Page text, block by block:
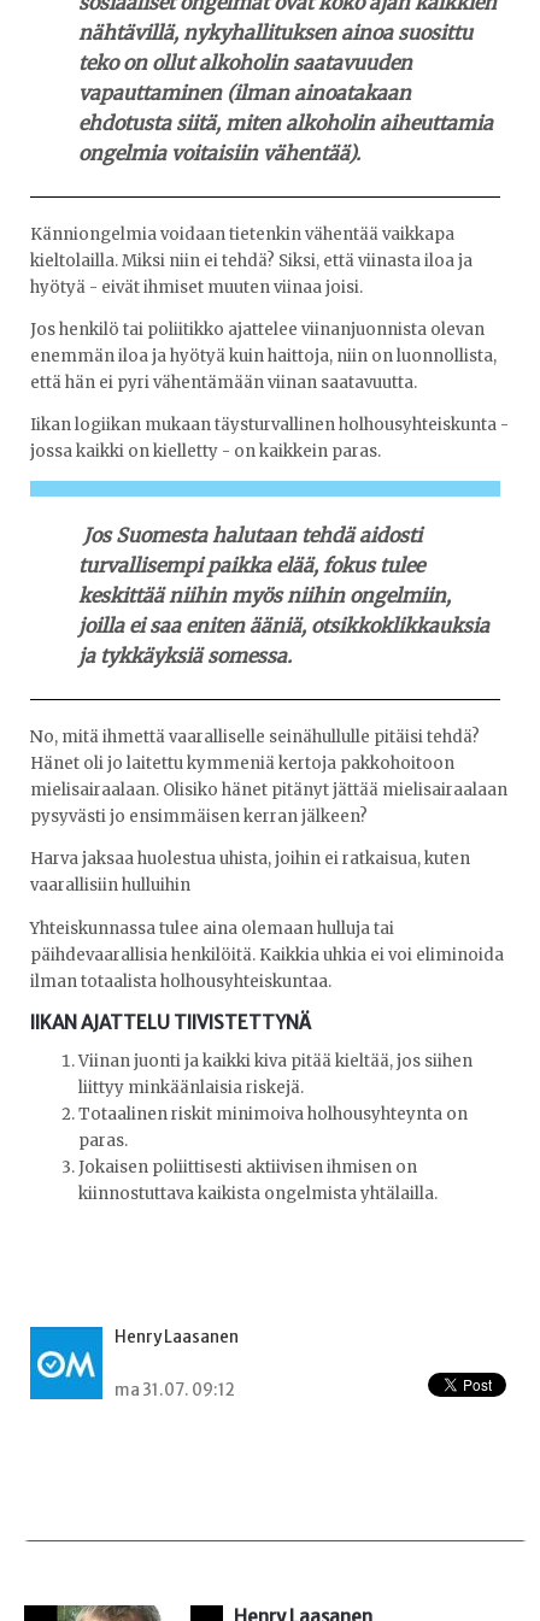
nähtävillä, nykyhallituksen ainoa suosittu
teko on ollut alkoholin saatavuuden
vapauttaminen (ilman ainoatakaan
ehdotusta siitä, miten alkoholin aiheuttamia
ongelmia voitaisiin vähentää).
Känniongelmia voidaan tietenkin vähentää vaikkapa
kieltolailla. Miksi niin ei tehdä? Siksi, että viinasta iloa ja
hyötyä - eivät ihmiset muuten viinaa joisi.
Jos henkilö tai poliitikko ajattelee viinanjuonnista olevan
enemmän iloa ja hyötyä kuin haittoja, niin on luonnollista,
että hän ei pyri vähentämään viinan saatavuutta.
Iikan logiikan mukaan täysturvallinen holhousyhteiskunta -
jossa kaikki on kielletty - on kaikkein paras.
Jos Suomesta halutaan tehdä aidosti
turvallisempi paikka elää, fokus tulee
keskittää niihin myös niihin ongelmiin,
joilla ei saa eniten ääniä, otsikkoklikkauksia
ja tykkäyksiä somessa.
No, mitä ihmettä vaaralliselle seinähullulle pitäisi tehdä?
Hänet oli jo laitettu kymmeniä kertoja pakkohoitoon
mielisairaalaan. Olisiko hänet pitänyt jättää mielisairaalaan
pysyvästi jo ensimmäisen kerran jälkeen?
Harva jaksaa huolestua uhista, joihin ei ratkaisua, kuten
vaarallisiin hulluihin
Yhteiskunnassa tulee aina olemaan hulluja tai
päihdevaarallisia henkilöitä. Kaikkia uhkia ei voi eliminoida
ilman totaalista holhousyhteiskuntaa.
IIKAN AJATTELU TIIVISTETTYNÄ
Viinan juonti ja kaikki kiva pitää kieltää, jos siihen
liittyy minkäänlaisia riskejä.
Totaalinen riskit minimoiva holhousyhteynta on
paras.
Jokaisen poliittisesti aktiivisen ihmisen on
kiinnostuttava kaikista ongelmista yhtälailla.
Henry Laasanen
ma 31.07. 09:12